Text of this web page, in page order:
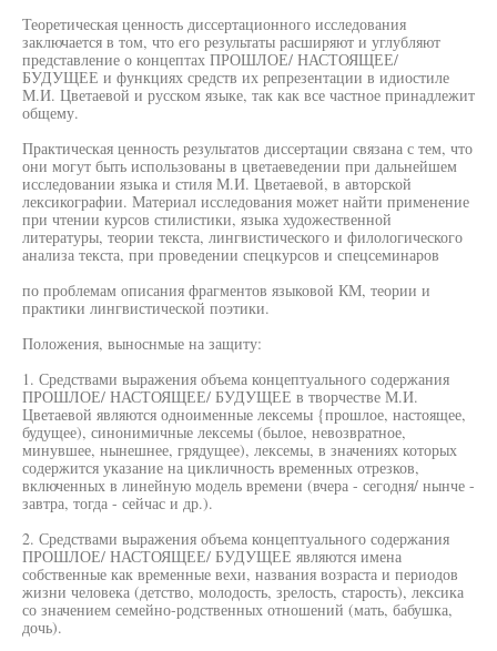
Теоретическая ценность диссертационного исследования
заключается в том, что его результаты расширяют и углубляют
представление о концептах ПРОШЛОЕ/ НАСТОЯЩЕЕ/
БУДУЩЕЕ и функциях средств их репрезентации в идиостиле
М.И. Цветаевой и русском языке, так как все частное принадлежит
общему.
Практическая ценность результатов диссертации связана с тем, что
они могут быть использованы в цветаеведении при дальнейшем
исследовании языка и стиля М.И. Цветаевой, в авторской
лексикографии. Материал исследования может найти применение
при чтении курсов стилистики, языка художественной
литературы, теории текста, лингвистического и филологического
анализа текста, при проведении спецкурсов и спецсеминаров
по проблемам описания фрагментов языковой КМ, теории и
практики лингвистической поэтики.
Положения, выноснмые на защиту:
1. Средствами выражения объема концептуального содержания
ПРОШЛОЕ/ НАСТОЯЩЕЕ/ БУДУЩЕЕ в творчестве М.И.
Цветаевой являются одноименные лексемы {прошлое, настоящее,
будущее), синонимичные лексемы (былое, невозвратное,
минувшее, нынешнее, грядущее), лексемы, в значениях которых
содержится указание на цикличность временных отрезков,
включенных в линейную модель времени (вчера - сегодня/ нынче -
завтра, тогда - сейчас и др.).
2. Средствами выражения объема концептуального содержания
ПРОШЛОЕ/ НАСТОЯЩЕЕ/ БУДУЩЕЕ являются имена
собственные как временные вехи, названия возраста и периодов
жизни человека (детство, молодость, зрелость, старость), лексика
со значением семейно-родственных отношений (мать, бабушка,
дочь).